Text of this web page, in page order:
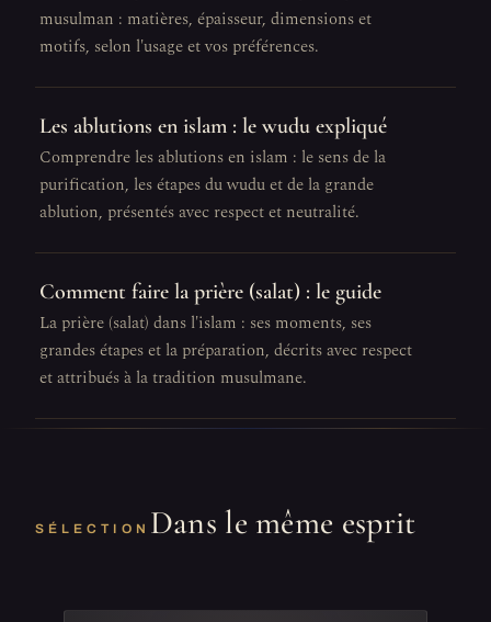
musulman : matières, épaisseur, dimensions et
motifs, selon l'usage et vos préférences.
Les ablutions en islam : le wudu expliqué
Comprendre les ablutions en islam : le sens de la
purification, les étapes du wudu et de la grande
ablution, présentés avec respect et neutralité.
Comment faire la prière (salat) : le guide
La prière (salat) dans l'islam : ses moments, ses
grandes étapes et la préparation, décrits avec respect
et attribués à la tradition musulmane.
SÉLECTION Dans le même esprit